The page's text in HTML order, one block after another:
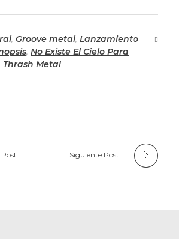
, Groove metal, Lanzamiento
, No Existe El Cielo Para
Thrash Metal
Siguiente Post